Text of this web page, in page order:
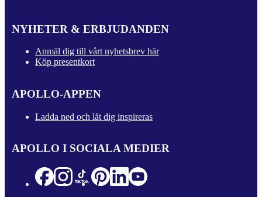
NYHETER & ERBJUDANDEN
Anmäl dig till vårt nyhetsbrev här
Köp presentkort
APOLLO-APPEN
Ladda ned och låt dig inspireras
APOLLO I SOCIALA MEDIER